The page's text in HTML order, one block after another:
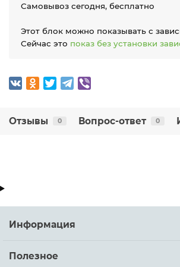
Самовывоз сегодня, бесплатно
Этот блок можно показывать с
Сейчас это показ без установки
Отзывы 0 Вопрос-ответ 0
Информация
Полезное